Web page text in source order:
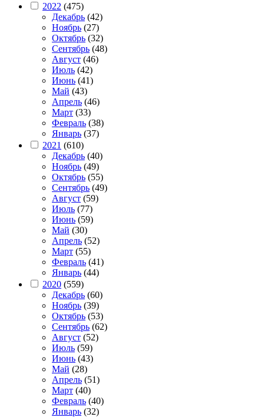
2022 (475)
Декабрь (42)
Ноябрь (27)
Октябрь (32)
Сентябрь (48)
Август (46)
Июль (42)
Июнь (41)
Май (43)
Апрель (46)
Март (33)
Февраль (38)
Январь (37)
2021 (610)
Декабрь (40)
Ноябрь (49)
Октябрь (55)
Сентябрь (49)
Август (59)
Июль (77)
Июнь (59)
Май (30)
Апрель (52)
Март (55)
Февраль (41)
Январь (44)
2020 (559)
Декабрь (60)
Ноябрь (39)
Октябрь (53)
Сентябрь (62)
Август (52)
Июль (59)
Июнь (43)
Май (28)
Апрель (51)
Март (40)
Февраль (40)
Январь (32)